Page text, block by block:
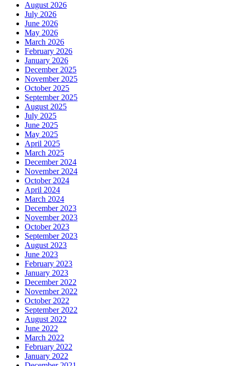
August 2026
July 2026
June 2026
May 2026
March 2026
February 2026
January 2026
December 2025
November 2025
October 2025
September 2025
August 2025
July 2025
June 2025
May 2025
April 2025
March 2025
December 2024
November 2024
October 2024
April 2024
March 2024
December 2023
November 2023
October 2023
September 2023
August 2023
June 2023
February 2023
January 2023
December 2022
November 2022
October 2022
September 2022
August 2022
June 2022
March 2022
February 2022
January 2022